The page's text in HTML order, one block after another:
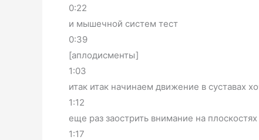
0:22
и мышечной систем тест
0:39
[аплодисменты]
1:03
итак итак начинаем движение в суставах
1:12
еще раз заострить внимание на
1:17